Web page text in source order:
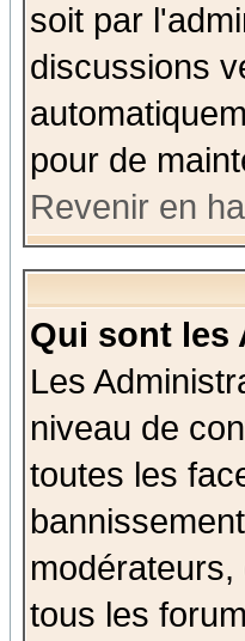
soit par
discussions
pour de
Revenir en
Qui sont les
Les
niveau de
toutes les
tous les